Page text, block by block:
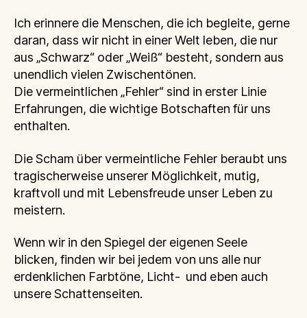
Ich erinnere die Menschen, die ich begleite, gerne
daran, dass wir nicht in einer Welt leben, die nur
aus „Schwarz“ oder „Weiß“ besteht, sondern aus
unendlich vielen Zwischentönen.
Die vermeintlichen „Fehler“ sind in erster Linie
Erfahrungen, die wichtige Botschaften für uns
enthalten.
Die Scham über vermeintliche Fehler beraubt uns
tragischerweise unserer Möglichkeit, mutig,
kraftvoll und mit Lebensfreude unser Leben zu
meistern.
Wenn wir in den Spiegel der eigenen Seele
blicken, finden wir bei jedem von uns alle nur
erdenklichen Farbtöne, Licht- und eben auch
unsere Schattenseiten.